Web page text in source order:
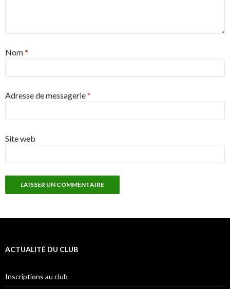
Nom*
Adresse de messagerie*
Site web
ACTUALITÉ DU CLUB
Inscriptions au club